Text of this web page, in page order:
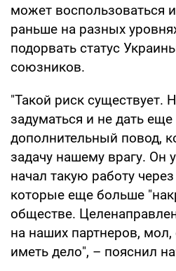
может воспользоваться
раньше на разных
подорвать статус
союзников.
"Такой риск существует.
задуматься и не дать еще
дополнительный повод,
задачу нашему врагу. Он
начал такую работу
которые еще больше
обществе.
на наших партнеров, мол,
иметь дело", – пояснил